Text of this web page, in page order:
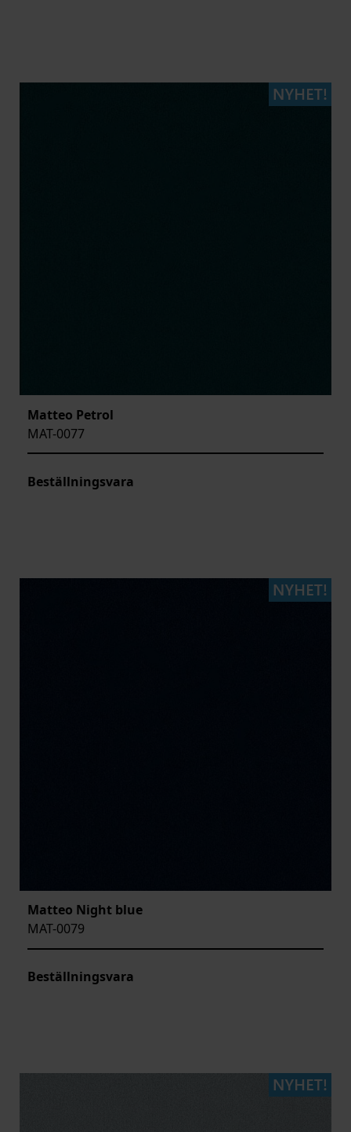
Matteo Petrol
MAT-0077
Beställningsvara
Matteo Night blue
MAT-0079
Beställningsvara